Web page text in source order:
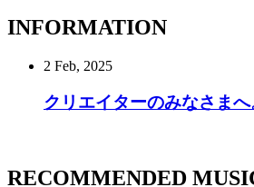
INFORMATION
2 Feb, 2025
クリエイターのみなさま
RECOMMENDED